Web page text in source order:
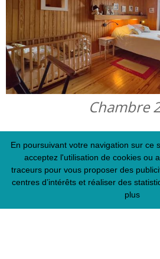
Chambre
En poursuivant votre navigation sur ce
acceptez l'utilisation de cookies ou
traceurs pour vous proposer des
centres d’intérêts et réaliser des
plus